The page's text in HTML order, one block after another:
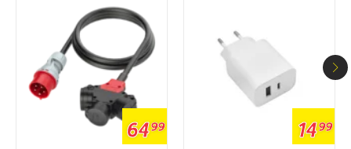
6499 1499